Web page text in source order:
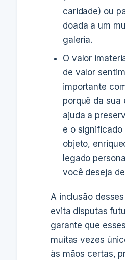
caridade) ou
doada a um
galeria.
O valor
de valor
importante
porquê da sua
ajuda a
e o significado
objeto,
legado
você deseja
A inclusão
evita disputas
garante que
muitas vezes
às mãos certas,